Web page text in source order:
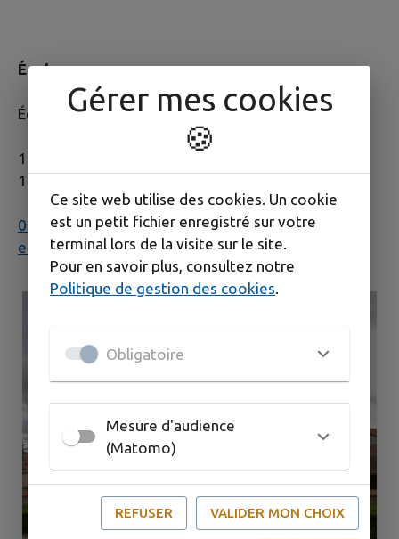
École
École Primaire (Maternelle et Élémentaire)
1 Place De l’Église
18340 SAINT-GERMAIN DES BOIS
02.48.25.32.47
ec-saint-germain-des-bois@ac-orleans-tours.fr
Gérer mes cookies
🍪
Ce site web utilise des cookies. Un cookie
est un petit fichier enregistré sur votre
terminal lors de la visite sur le site.
Pour en savoir plus, consultez notre
Politique de gestion des cookies.
Obligatoire
Mesure d'audience
(Matomo)
REFUSER VALIDER MON CHOIX